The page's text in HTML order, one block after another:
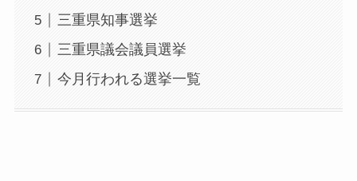
三重県知事選挙
三重県議会議員選挙
今月行われる選挙一覧